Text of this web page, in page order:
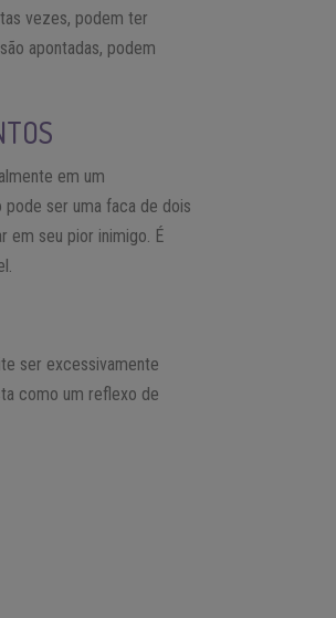
vezes, podem ter
apontadas, podem
em um
pode ser uma faca de dois
em seu pior inimigo. É
ser excessivamente
como um reflexo de